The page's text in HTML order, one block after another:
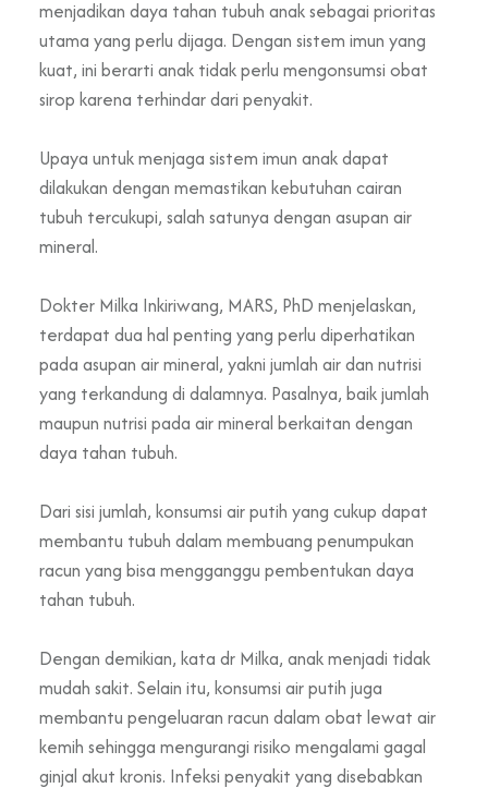
menjadikan daya tahan tubuh anak sebagai prioritas
utama yang perlu dijaga. Dengan sistem imun yang
kuat, ini berarti anak tidak perlu mengonsumsi obat
sirop karena terhindar dari penyakit.
Upaya untuk menjaga sistem imun anak dapat
dilakukan dengan memastikan kebutuhan cairan
tubuh tercukupi, salah satunya dengan asupan air
mineral.
Dokter Milka Inkiriwang, MARS, PhD menjelaskan,
terdapat dua hal penting yang perlu diperhatikan
pada asupan air mineral, yakni jumlah air dan nutrisi
yang terkandung di dalamnya. Pasalnya, baik jumlah
maupun nutrisi pada air mineral berkaitan dengan
daya tahan tubuh.
Dari sisi jumlah, konsumsi air putih yang cukup dapat
membantu tubuh dalam membuang penumpukan
racun yang bisa mengganggu pembentukan daya
tahan tubuh.
Dengan demikian, kata dr Milka, anak menjadi tidak
mudah sakit. Selain itu, konsumsi air putih juga
membantu pengeluaran racun dalam obat lewat air
kemih sehingga mengurangi risiko mengalami gagal
ginjal akut kronis. Infeksi penyakit yang disebabkan